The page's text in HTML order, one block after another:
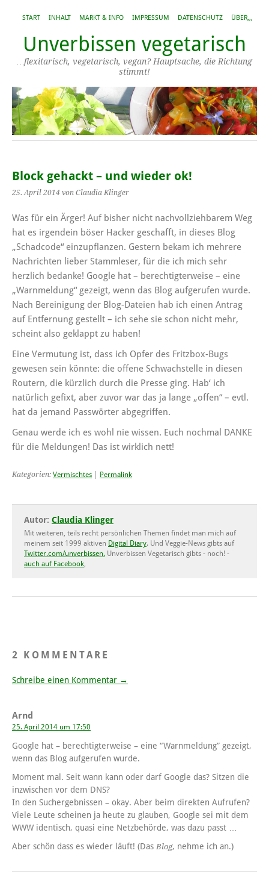
START INHALT MARKT & INFO IMPRESSUM DATENSCHUTZ ÜBER,,,
Unverbissen vegetarisch
…flexitarisch, vegetarisch, vegan? Hauptsache, die Richtung
stimmt!
Block gehackt – und wieder ok!
25. April 2014 von Claudia Klinger
Was für ein Ärger! Auf bisher nicht nachvollziehbarem Weg
hat es irgendein böser Hacker geschafft, in dieses Blog
„Schadcode“ einzupflanzen. Gestern bekam ich mehrere
Nachrichten lieber Stammleser, für die ich mich sehr
herzlich bedanke! Google hat – berechtigterweise – eine
„Warnmeldung“ gezeigt, wenn das Blog aufgerufen wurde.
Nach Bereinigung der Blog-Dateien hab ich einen Antrag
auf Entfernung gestellt – ich sehe sie schon nicht mehr,
scheint also geklappt zu haben!
Eine Vermutung ist, dass ich Opfer des Fritzbox-Bugs
gewesen sein könnte: die offene Schwachstelle in diesen
Routern, die kürzlich durch die Presse ging. Hab‘ ich
natürlich gefixt, aber zuvor war das ja lange „offen“ – evtl.
hat da jemand Passwörter abgegriffen.
Genau werde ich es wohl nie wissen. Euch nochmal DANKE
für die Meldungen! Das ist wirklich nett!
Kategorien: Vermischtes Permalink
Autor: Claudia Klinger
Mit weiteren, teils recht persönlichen Themen findet man mich auf
meinem seit 1999 aktiven Digital Diary. Und Veggie-News gibts auf
Twitter.com/unverbissen. Unverbissen Vegetarisch gibts - noch! -
auch auf Facebook
2 KOMMENTARE
Schreibe einen Kommentar →
Arnd
25. April 2014 um 17:50
Google hat – berechtigterweise – eine “Warnmeldung” gezeigt,
wenn das Blog aufgerufen wurde.
Moment mal. Seit wann kann oder darf Google das? Sitzen die
inzwischen vor dem DNS?
In den Suchergebnissen – okay. Aber beim direkten Aufrufen?
Viele Leute scheinen ja heute zu glauben, Google sei mit dem
WWW identisch, quasi eine Netzbehörde, was dazu passt …
Aber schön dass es wieder läuft! (Das Blog, nehme ich an.)